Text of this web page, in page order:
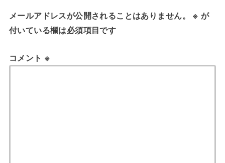
メールアドレスが公開されることはありません。 ※ が
付いている欄は必須項目です
コメント ※